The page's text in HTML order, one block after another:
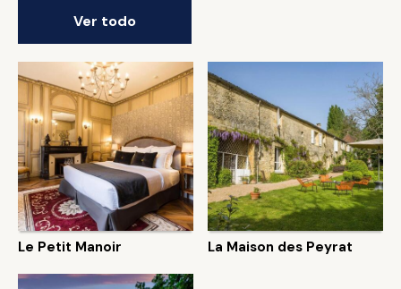
Ver todo
Le Petit Manoir La Maison des Peyrat